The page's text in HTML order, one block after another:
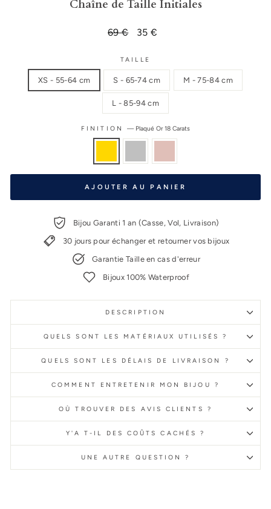
Chaîne de Taille Initiales
Prix
69 €
Prix
35 €
TAILLE
XS - 55-64 cm S - 65-74 cm M - 75-84 cm
L - 85-94 cm
FINITION — Plaqué Or 18 Carats
AJOUTER AU PANIER
Bijou Garanti 1 an (Casse, Vol, Livraison)
30 jours pour échanger et retourner vos bijoux
Garantie Taille en cas d'erreur
Bijoux 100% Waterproof
DESCRIPTION
QUELS SONT LES MATÉRIAUX UTILISÉS ?
QUELS SONT LES DÉLAIS DE LIVRAISON ?
COMMENT ENTRETENIR MON BIJOU ?
OÙ TROUVER DES AVIS CLIENTS ?
Y'A T-IL DES COÛTS CACHÉS ?
UNE AUTRE QUESTION ?